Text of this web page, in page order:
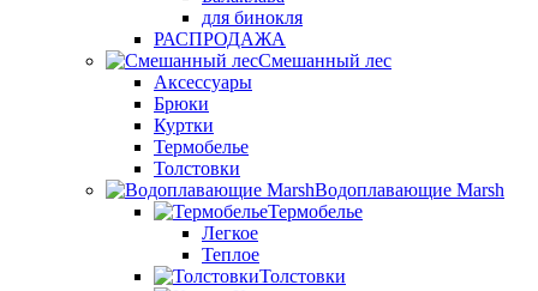
для бинокля
РАСПРОДАЖА
Смешанный лес
Аксессуары
Брюки
Куртки
Термобелье
Толстовки
Водоплавающие Marsh
Термобелье
Легкое
Теплое
Толстовки